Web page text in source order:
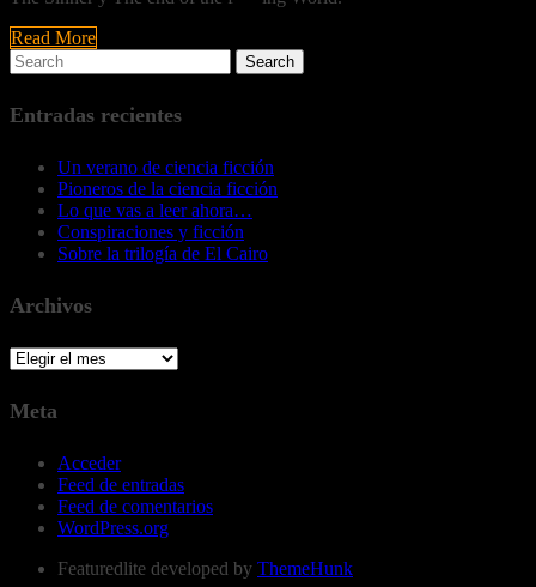
Read More
Entradas recientes
Un verano de ciencia ficción
Pioneros de la ciencia ficción
Lo que vas a leer ahora…
Conspiraciones y ficción
Sobre la trilogía de El Cairo
Archivos
Archivos
Meta
Acceder
Feed de entradas
Feed de comentarios
WordPress.org
Featuredlite developed by ThemeHunk